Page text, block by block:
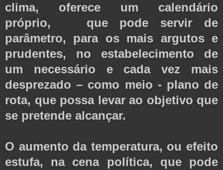
clima, oferece um calendário
próprio, que pode servir de
parâmetro, para os mais argutos e
prudentes, no estabelecimento de
um necessário e cada vez mais
desprezado – como meio - plano de
rota, que possa levar ao objetivo que
se pretende alcançar.
O aumento da temperatura, ou efeito
estufa, na cena política, que pode